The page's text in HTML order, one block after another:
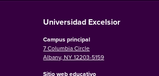
Universidad Excelsior
Campus principal
7 Columbia Circle
Albany, NY 12203-5159
Sitio web educativo